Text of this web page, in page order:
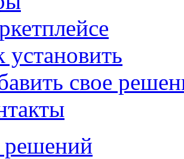
установить
свое
решений